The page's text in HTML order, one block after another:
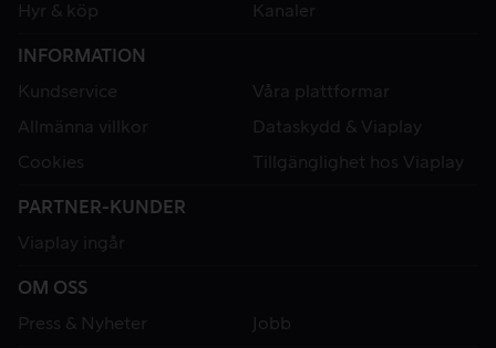
Hyr & köp
Kanaler
INFORMATION
Kundservice
Våra plattformar
Allmänna villkor
Dataskydd & Viaplay
Cookies
Tillgänglighet hos Viaplay
PARTNER-KUNDER
Viaplay ingår
OM OSS
Press & Nyheter
Jobb